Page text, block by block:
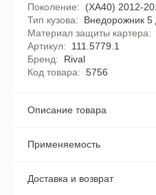
Поколение
(XA40) 2012-
Тип кузова
Внедорожник 5
Материал защиты картера
Артикул
111.5779.1
Бренд
Rival
Код товара
5756
Описание товара
Применяемость
Доставка и возврат